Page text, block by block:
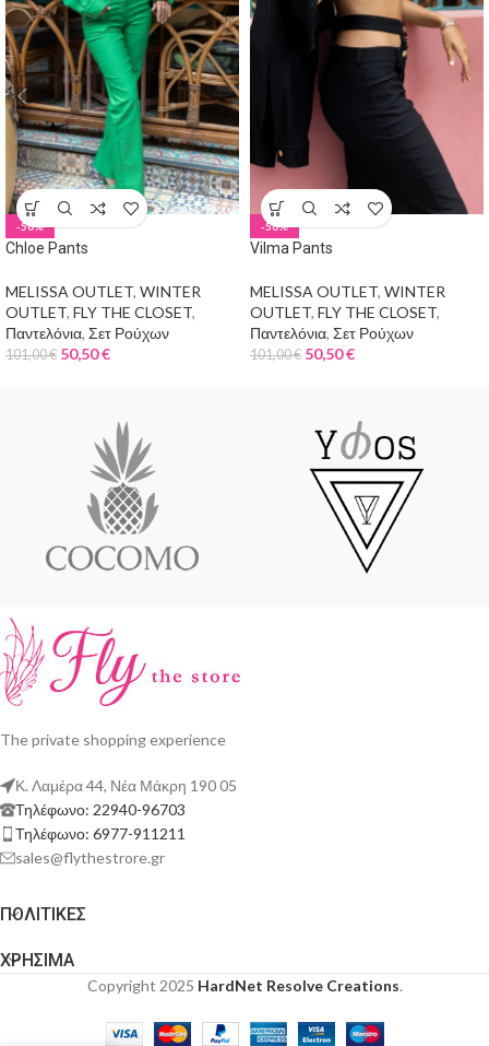
-50%
Chloe Pants
MELISSA OUTLET, WINTER
OUTLET, FLY THE CLOSET,
Παντελόνια, Σετ Ρούχων
101,00€ 50,50€
-50%
Vilma Pants
MELISSA OUTLET, WINTER
OUTLET, FLY THE CLOSET,
Παντελόνια, Σετ Ρούχων
101,00€ 50,50€
The private shopping experience
Κ. Λαμέρα 44, Νέα Μάκρη 190 05
Τηλέφωνο: 22940-96703
Τηλέφωνο: 6977-911211
sales@flythestrore.gr
ΠΟΛΙΤΙΚΕΣ
ΧΡΗΣΙΜΑ
Copyright 2025 HardNet Resolve Creations.